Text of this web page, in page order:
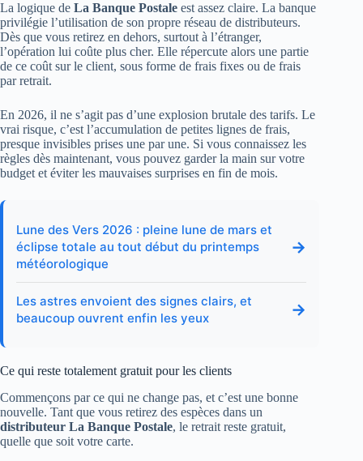
La logique de La Banque Postale est assez claire. La banque
privilégie l’utilisation de son propre réseau de distributeurs.
Dès que vous retirez en dehors, surtout à l’étranger,
l’opération lui coûte plus cher. Elle répercute alors une partie
de ce coût sur le client, sous forme de frais fixes ou de frais
par retrait.
En 2026, il ne s’agit pas d’une explosion brutale des tarifs. Le
vrai risque, c’est l’accumulation de petites lignes de frais,
presque invisibles prises une par une. Si vous connaissez les
règles dès maintenant, vous pouvez garder la main sur votre
budget et éviter les mauvaises surprises en fin de mois.
Lune des Vers 2026 : pleine lune de mars et
éclipse totale au tout début du printemps
météorologique
→
Les astres envoient des signes clairs, et
beaucoup ouvrent enfin les yeux
→
Ce qui reste totalement gratuit pour les clients
Commençons par ce qui ne change pas, et c’est une bonne
nouvelle. Tant que vous retirez des espèces dans un
distributeur La Banque Postale, le retrait reste gratuit,
quelle que soit votre carte.